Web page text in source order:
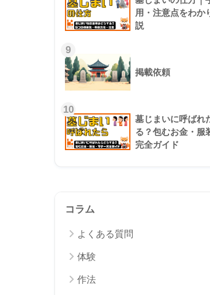
用・注意点をわか
説
9
掲載依頼
10
墓じまいに呼ばれ
る？包むお金・服
完全ガイド
コラム
よくある質問
体験
作法